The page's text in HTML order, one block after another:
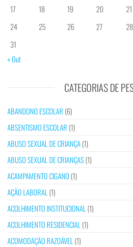
17
18 19 20 21
24
25 26 27 28
31
« Out
CATEGORIAS DE
ABANDONO ESCOLAR (6)
ABSENTISMO ESCOLAR (1)
ABUSO SEXUAL DE CRIANÇA(1)
ABUSO SEXUAL DE CRIANÇAS(1)
ACAMPAMENTO CIGANO (1)
AÇÃO LABORAL (1)
ACOLHIMENTO INSTITUCIONAL (1)
ACOLHIMENTO RESIDENCIAL (1)
ACOMODAÇÃO RAZOÁVEL (1)